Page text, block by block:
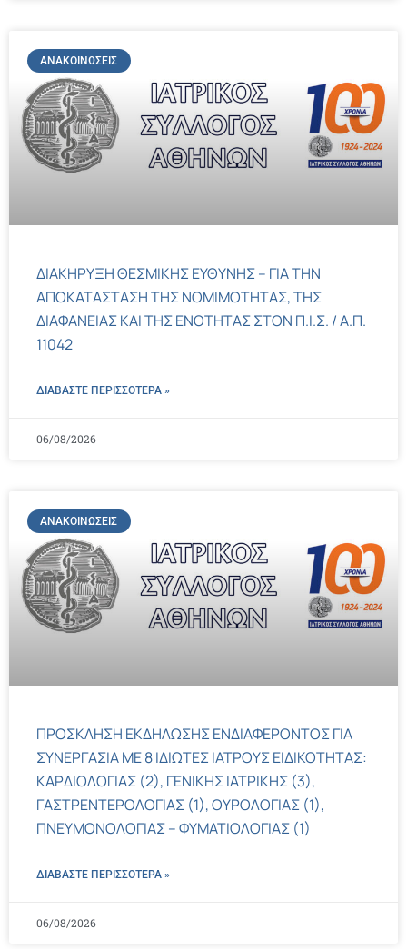
ΑΝΑΚΟΙΝΏΣΕΙΣ
ΔΙΑΚΗΡΥΞΗ ΘΕΣΜΙΚΗΣ ΕΥΘΥΝΗΣ – ΓΙΑ ΤΗΝ
ΑΠΟΚΑΤΑΣΤΑΣΗ ΤΗΣ ΝΟΜΙΜΟΤΗΤΑΣ, ΤΗΣ
ΔΙΑΦΑΝΕΙΑΣ ΚΑΙ ΤΗΣ ΕΝΟΤΗΤΑΣ ΣΤΟΝ Π.Ι.Σ. / Α.Π.
11042
ΔΙΑΒΑΣΤΕ ΠΕΡΙΣΣΌΤΕΡΑ »
06/08/2026
ΑΝΑΚΟΙΝΏΣΕΙΣ
ΠΡΟΣΚΛΗΣΗ ΕΚΔΗΛΩΣΗΣ ΕΝΔΙΑΦΕΡΟΝΤΟΣ ΓΙΑ
ΣΥΝΕΡΓΑΣΙΑ ΜΕ 8 ΙΔΙΩΤΕΣ ΙΑΤΡΟΥΣ ΕΙΔΙΚΟΤΗΤΑΣ:
ΚΑΡΔΙΟΛΟΓΙΑΣ (2), ΓΕΝΙΚΗΣ ΙΑΤΡΙΚΗΣ (3),
ΓΑΣΤΡΕΝΤΕΡΟΛΟΓΙΑΣ (1), ΟΥΡΟΛΟΓΙΑΣ (1),
ΠΝΕΥΜΟΝΟΛΟΓΙΑΣ – ΦΥΜΑΤΙΟΛΟΓΙΑΣ (1)
ΔΙΑΒΑΣΤΕ ΠΕΡΙΣΣΌΤΕΡΑ »
06/08/2026